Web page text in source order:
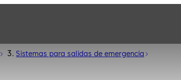
Sistemas para salidas de emergencia